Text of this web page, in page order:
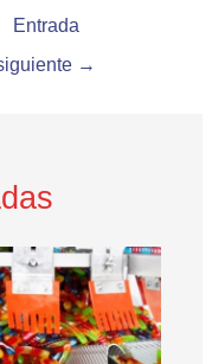
Entrada
→